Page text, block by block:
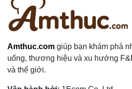
Amthuc.com giúp bạn khám phá
uống, thương hiệu và xu hướng
và thế giới.